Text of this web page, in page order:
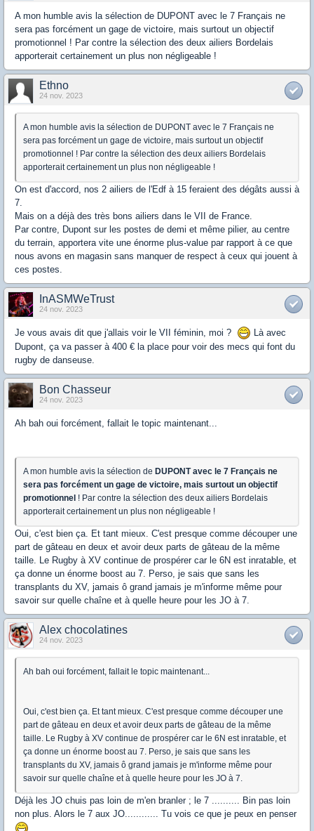
A mon humble avis la sélection de DUPONT avec le 7 Français ne
sera pas forcément un gage de victoire, mais surtout un objectif
promotionnel ! Par contre la sélection des deux ailiers Bordelais
apporterait certainement un plus non négligeable !
Ethno
24 nov. 2023
A mon humble avis la sélection de DUPONT avec le 7 Français ne
sera pas forcément un gage de victoire, mais surtout un objectif
promotionnel ! Par contre la sélection des deux ailiers Bordelais
apporterait certainement un plus non négligeable !
On est d'accord, nos 2 ailiers de l'Edf à 15 feraient des dégâts aussi à
7.
Mais on a déjà des très bons ailiers dans le VII de France.
Par contre, Dupont sur les postes de demi et même pilier, au centre
du terrain, apportera vite une énorme plus-value par rapport à ce que
nous avons en magasin sans manquer de respect à ceux qui jouent à
ces postes.
InASMWeTrust
24 nov. 2023
Je vous avais dit que j'allais voir le VII féminin, moi ?
Là avec
Dupont, ça va passer à 400 € la place pour voir des mecs qui font du
rugby de danseuse.
Bon Chasseur
24 nov. 2023
Ah bah oui forcément, fallait le topic maintenant...
A mon humble avis la sélection de DUPONT avec le 7 Français ne
sera pas forcément un gage de victoire, mais surtout un objectif
promotionnel ! Par contre la sélection des deux ailiers Bordelais
apporterait certainement un plus non négligeable !
Oui, c'est bien ça. Et tant mieux. C'est presque comme découper une
part de gâteau en deux et avoir deux parts de gâteau de la même
taille. Le Rugby à XV continue de prospérer car le 6N est inratable, et
ça donne un énorme boost au 7. Perso, je sais que sans les
transplants du XV, jamais ô grand jamais je m'informe même pour
savoir sur quelle chaîne et à quelle heure pour les JO à 7.
Alex chocolatines
24 nov. 2023
Ah bah oui forcément, fallait le topic maintenant...
Oui, c'est bien ça. Et tant mieux. C'est presque comme découper une
part de gâteau en deux et avoir deux parts de gâteau de la même
taille. Le Rugby à XV continue de prospérer car le 6N est inratable, et
ça donne un énorme boost au 7. Perso, je sais que sans les
transplants du XV, jamais ô grand jamais je m'informe même pour
savoir sur quelle chaîne et à quelle heure pour les JO à 7.
Déjà les JO chuis pas loin de m'en branler ; le 7 .......... Bin pas loin
non plus. Alors le 7 aux JO............ Tu vois ce que je peux en penser